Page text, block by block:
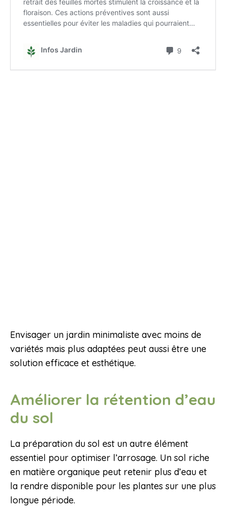
Envisager un jardin minimaliste avec moins de
variétés mais plus adaptées peut aussi être une
solution efficace et esthétique.
Améliorer la rétention d’eau
du sol
La préparation du sol est un autre élément
essentiel pour optimiser l’arrosage. Un sol riche
en matière organique peut retenir plus d’eau et
la rendre disponible pour les plantes sur une plus
longue période.